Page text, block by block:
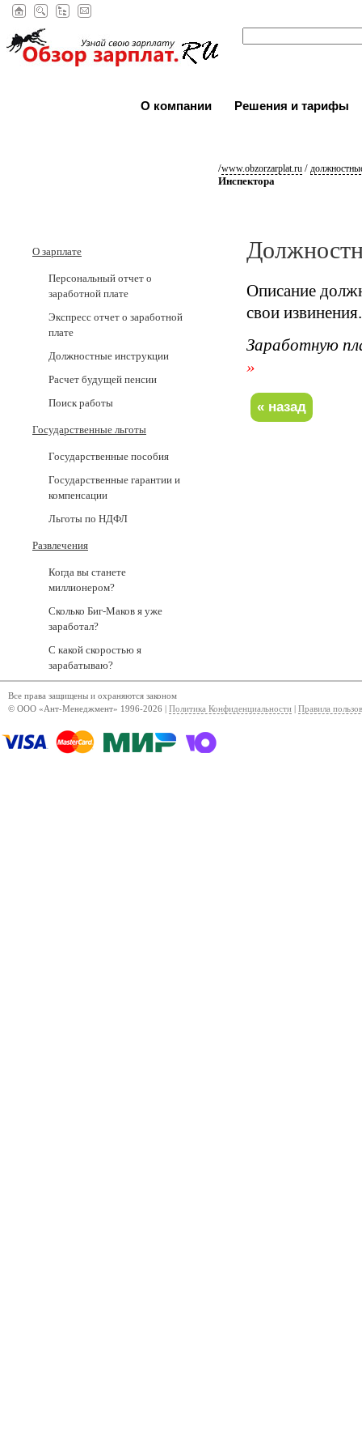
О компании Решения и тарифы
/www.obzorzarplat.ru /
Инспектора
О зарплате
Персональный отчет о
заработной плате
Экспресс отчет о заработной
плате
Должностные инструкции
Расчет будущей пенсии
Поиск работы
Государственные льготы
Государственные пособия
Государственные гарантии и
компенсации
Льготы по НДФЛ
Развлечения
Когда вы станете
миллионером?
Сколько Биг-Маков я уже
заработал?
С какой скоростью я
зарабатываю?
Описание
свои извинения.
Заработную
»
Все права защищены и охраняются законом
© ООО «Ант-Менеджмент» 1996-2026 | Политика Конфиденциальности Правила